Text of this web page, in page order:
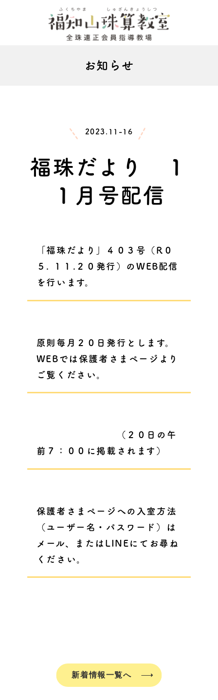
お知らせ
2023.11-16
福珠だより １
１月号配信
「福珠だより」４０３号（R０
５. １１.２０発行）のWEB配信
を行います。
原則毎月２０日発行とします。
WEBでは保護者さまページより
ご覧ください。
（２０日の午
前７：００に掲載されます）
保護者さまページへの入室方法
（ユーザー名・パスワード）は
メール、またはLINEにてお尋ね
ください。
新着情報一覧へ